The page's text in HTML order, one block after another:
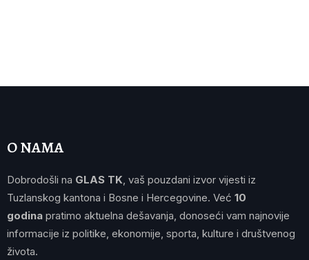
O NAMA
Dobrodošli na GLAS TK , vaš pouzdani izvor vijesti iz
Tuzlanskog kantona i Bosne i Hercegovine. Već 10
godina pratimo aktuelna dešavanja, donoseći vam najnovije
informacije iz politike, ekonomije, sporta, kulture i društvenog
života.